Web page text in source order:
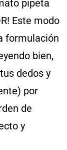
pipeta
Este modo
formulación
bien,
dedos y
por
de
y